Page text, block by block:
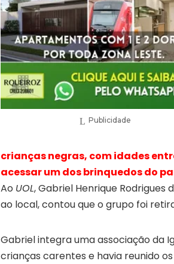
Publicidade
crianças negras, com idades
acessar um dos brinquedos do
Ao UOL, Gabriel Henrique Rodrigues
ao local, contou que o grupo foi
Gabriel integra uma associação da
crianças carentes e havia reunido